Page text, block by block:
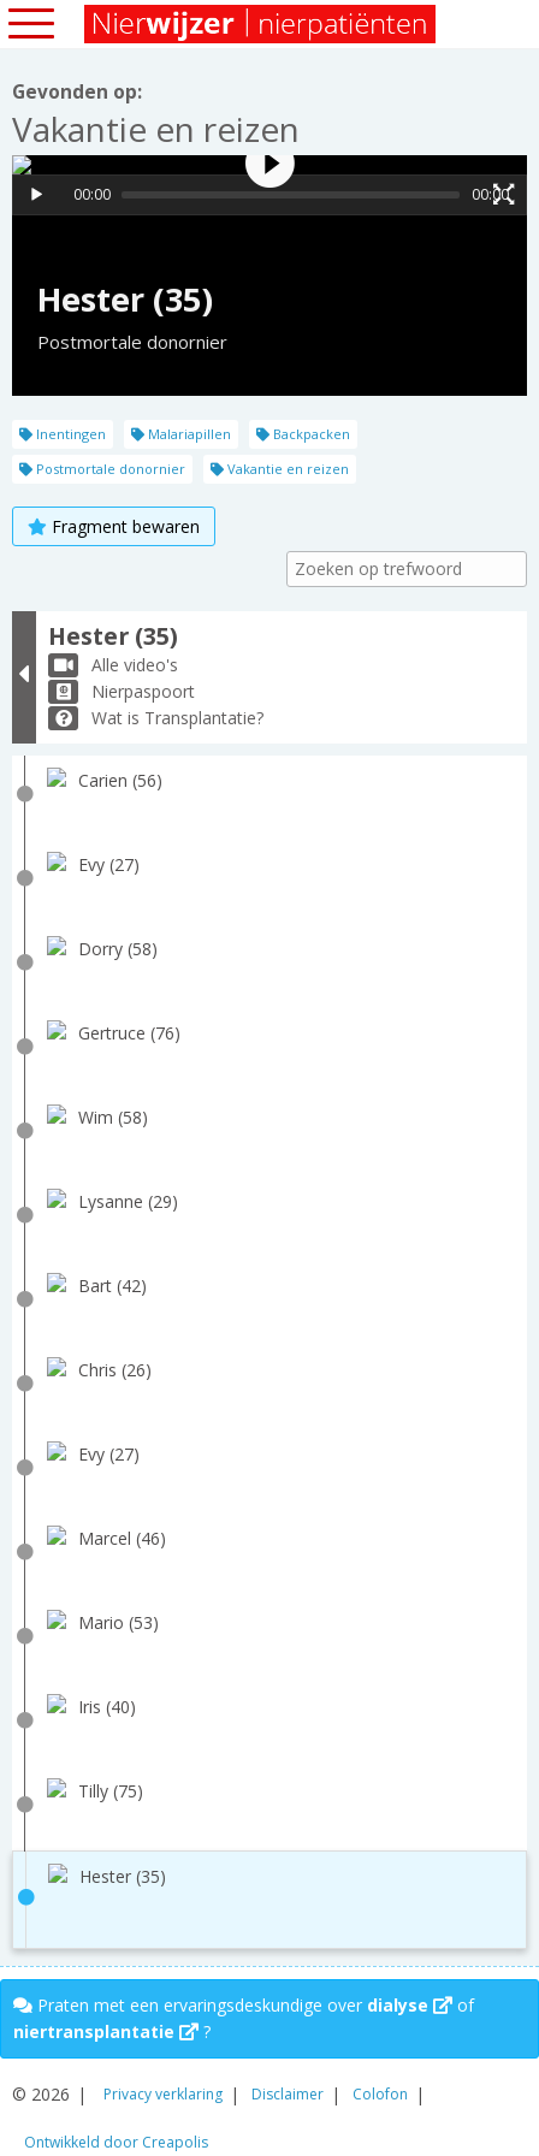
Gevonden op:
Vakantie en reizen
Hester (35)
Postmortale donornier
00:00 00:00
Inentingen Malariapillen
Backpacken
Postmortale donornier
Vakantie en reizen
Fragment bewaren
Hester (35)
Alle video's
Nierpaspoort
Wat is Transplantatie?
Carien (56)
Evy (27)
Dorry (58)
Gertruce (76)
Wim (58)
Lysanne (29)
Bart (42)
Chris (26)
Evy (27)
Marcel (46)
Mario (53)
Iris (40)
Tilly (75)
Hester (35)
Praten met een ervaringsdeskundige over dialyse
of
niertransplantatie
?
© 2026 Privacy verklaring Disclaimer Colofon
Ontwikkeld door Creapolis